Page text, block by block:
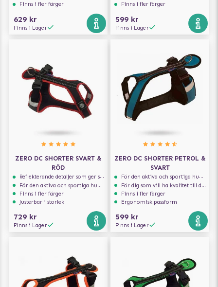
Finns i fler färger
629 kr
Finns i Lager
Finns i fler färger
599 kr
Finns i Lager
ZERO DC SHORTER SVART &
RÖD
Reflekterande detaljer som ger synlighet i svagt ljus
För den aktiva och sportiga hunden
Finns i fler färger
Justerbar i storlek
729 kr
Finns i Lager
ZERO DC SHORTER PETROL &
SVART
För den aktiva och sportiga hunden
För dig som vill ha kvalitet till din hund!
Finns i fler färger
Ergonomisk passform
599 kr
Finns i Lager